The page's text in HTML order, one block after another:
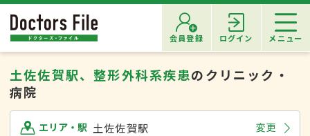
会員登録 ログイン メニュー
土佐佐賀駅、整形外科系疾患のクリニック・
病院
エリア・駅 土佐佐賀駅 変更